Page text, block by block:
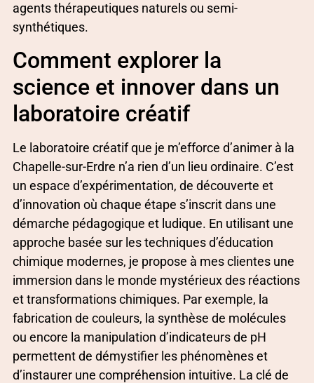
agents thérapeutiques naturels ou semi-
synthétiques.
Comment explorer la
science et innover dans un
laboratoire créatif
Le laboratoire créatif que je m’efforce d’animer à la
Chapelle-sur-Erdre n’a rien d’un lieu ordinaire. C’est
un espace d’expérimentation, de découverte et
d’innovation où chaque étape s’inscrit dans une
démarche pédagogique et ludique. En utilisant une
approche basée sur les techniques d’éducation
chimique modernes, je propose à mes clientes une
immersion dans le monde mystérieux des réactions
et transformations chimiques. Par exemple, la
fabrication de couleurs, la synthèse de molécules
ou encore la manipulation d’indicateurs de pH
permettent de démystifier les phénomènes et
d’instaurer une compréhension intuitive. La clé de